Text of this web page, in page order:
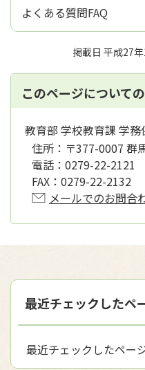
よくある質問FAQ
掲載日 平成27
このページについて
教育部 学校教育課 学務
住所： 〒377-0007 群
電話： 0279-22-2121
FAX： 0279-22-2132
メールでのお問合
最近チェックしたペ
最近チェックしたペー